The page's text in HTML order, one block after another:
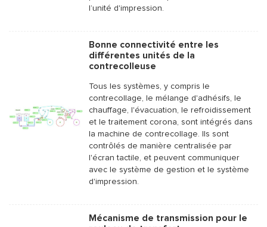
l’unité d'impression.
Bonne connectivité entre les
différentes unités de la
contrecolleuse
Tous les systèmes, y compris le
contrecollage, le mélange d'adhésifs, le
chauffage, l'évacuation, le refroidissement
et le traitement corona, sont intégrés dans
la machine de contrecollage. Ils sont
contrôlés de manière centralisée par
l'écran tactile, et peuvent communiquer
avec le système de gestion et le système
d'impression.
Mécanisme de transmission pour le